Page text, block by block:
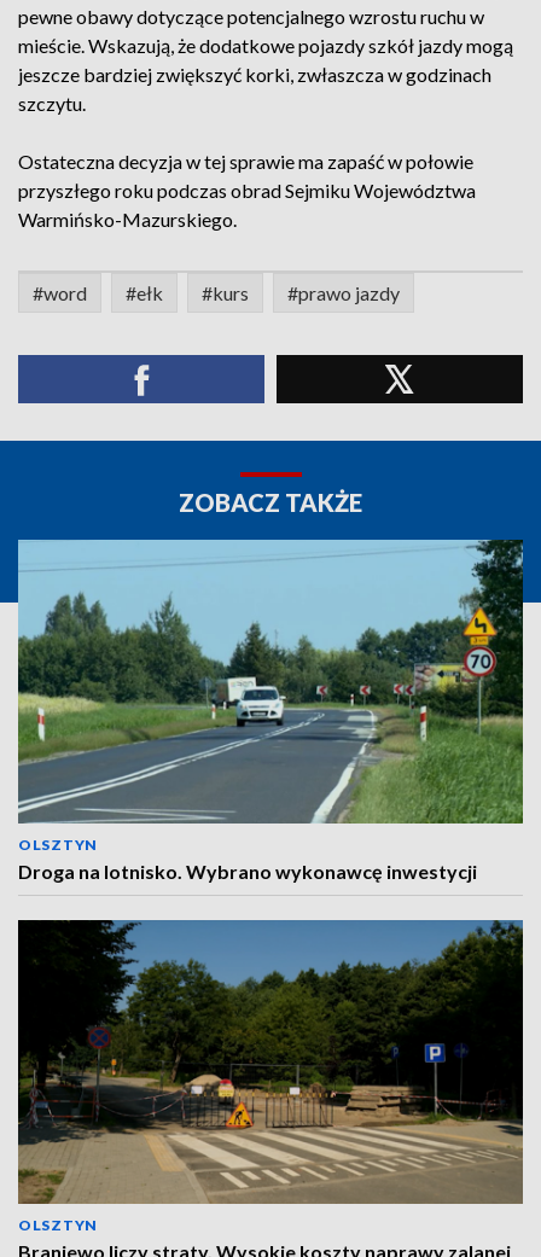
pewne obawy dotyczące potencjalnego wzrostu ruchu w
mieście. Wskazują, że dodatkowe pojazdy szkół jazdy mogą
jeszcze bardziej zwiększyć korki, zwłaszcza w godzinach
szczytu.
Ostateczna decyzja w tej sprawie ma zapaść w połowie
przyszłego roku podczas obrad Sejmiku Województwa
Warmińsko-Mazurskiego.
#word #ełk #kurs #prawo jazdy
ZOBACZ TAKŻE
OLSZTYN
Droga na lotnisko. Wybrano wykonawcę inwestycji
OLSZTYN
Braniewo liczy straty. Wysokie koszty naprawy zalanej